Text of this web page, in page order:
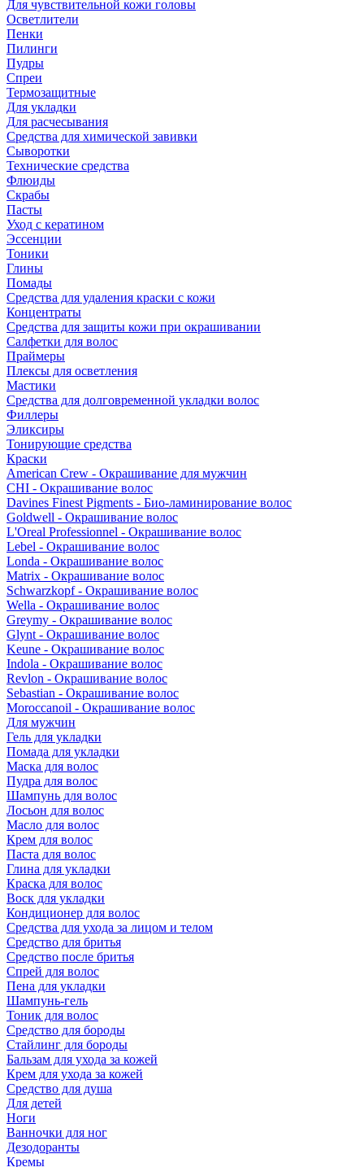
Для чувствительной кожи головы
Осветлители
Пенки
Пилинги
Пудры
Спреи
Термозащитные
Для укладки
Для расчесывания
Средства для химической завивки
Сыворотки
Технические средства
Флюиды
Скрабы
Пасты
Уход с кератином
Эссенции
Тоники
Глины
Помады
Средства для удаления краски с кожи
Концентраты
Средства для защиты кожи при окрашивании
Салфетки для волос
Праймеры
Плексы для осветления
Мастики
Средства для долговременной укладки волос
Филлеры
Эликсиры
Тонирующие средства
Краски
American Crew - Окрашивание для мужчин
CHI - Окрашивание волос
Davines Finest Pigments - Био-ламинирование волос
Goldwell - Окрашивание волос
L'Oreal Professionnel - Окрашивание волос
Lebel - Окрашивание волос
Londa - Окрашивание волос
Matrix - Окрашивание волос
Schwarzkopf - Окрашивание волос
Wella - Окрашивание волос
Greymy - Окрашивание волос
Glynt - Окрашивание волос
Keune - Окрашивание волос
Indola - Окрашивание волос
Revlon - Окрашивание волос
Sebastian - Окрашивание волос
Moroccanoil - Окрашивание волос
Для мужчин
Гель для укладки
Помада для укладки
Маска для волос
Пудра для волос
Шампунь для волос
Лосьон для волос
Масло для волос
Крем для волос
Паста для волос
Глина для укладки
Краска для волос
Воск для укладки
Кондиционер для волос
Средства для ухода за лицом и телом
Средство для бритья
Средство после бритья
Спрей для волос
Пена для укладки
Шампунь-гель
Тоник для волос
Средство для бороды
Стайлинг для бороды
Бальзам для ухода за кожей
Крем для ухода за кожей
Средство для душа
Для детей
Ноги
Ванночки для ног
Дезодоранты
Кремы